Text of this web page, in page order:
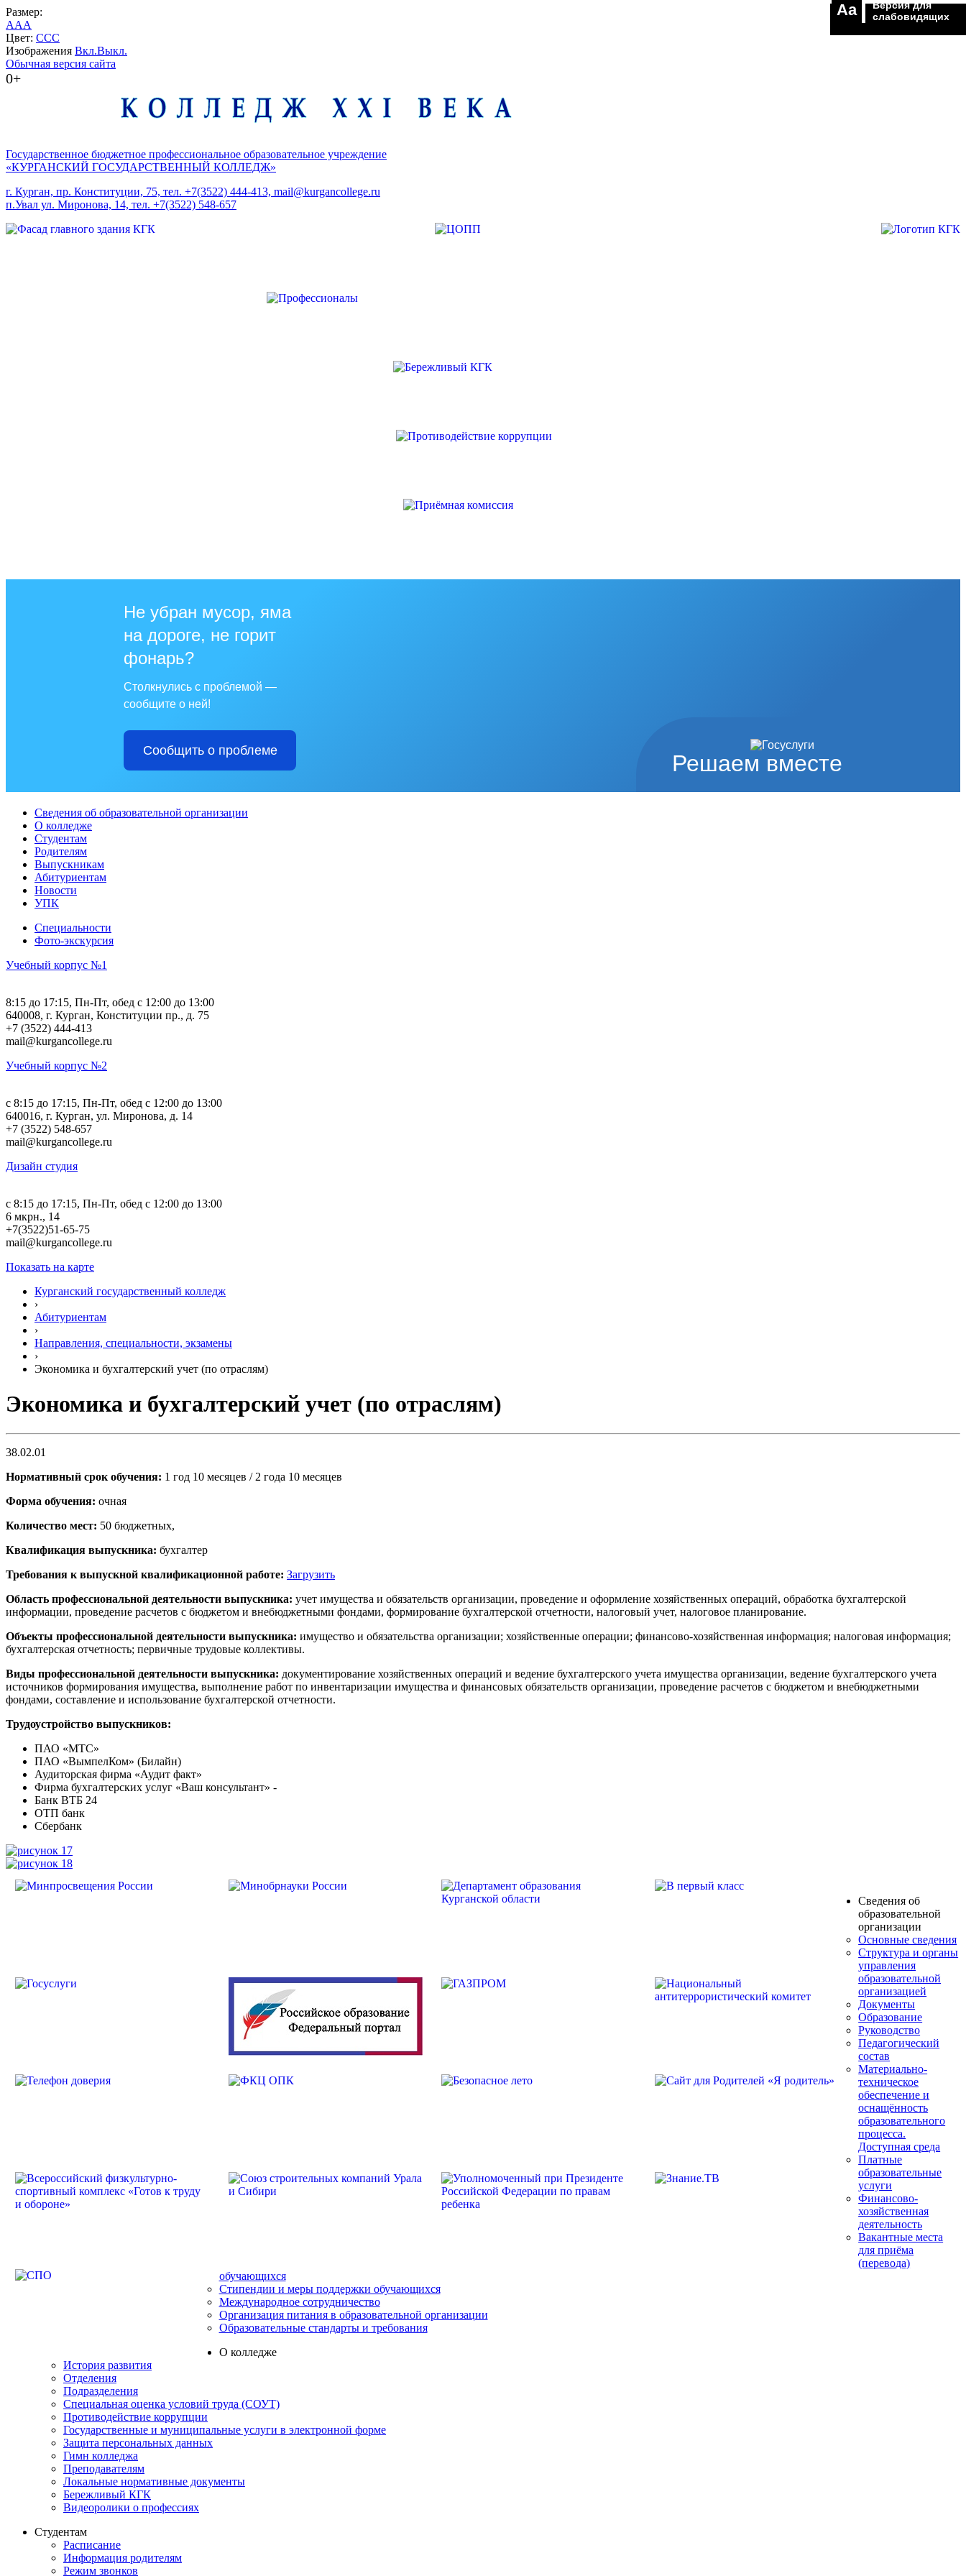
Размер:
AAA
Цвет: CCC
Изображения Вкл.Выкл.
Обычная версия сайта
0+
Aa
Версия для
слабовидящих
Государственное бюджетное профессиональное образовательное учреждение
«КУРГАНСКИЙ ГОСУДАРСТВЕННЫЙ КОЛЛЕДЖ»
г. Курган, пр. Конституции, 75, тел. +7(3522) 444-413, mail@kurgancollege.ru
п.Увал ул. Миронова, 14, тел. +7(3522) 548-657
Решаем вместе
Не убран мусор, яма
на дороге, не горит
фонарь?
Столкнулись с проблемой —
сообщите о ней!
Сообщить о проблеме
Сведения об образовательной организации
О колледже
Студентам
Родителям
Выпускникам
Абитуриентам
Новости
УПК
Специальности
Фото-экскурсия
Учебный корпус №1
8:15 до 17:15, Пн-Пт, обед с 12:00 до 13:00
640008, г. Курган, Конституции пр., д. 75
+7 (3522) 444-413
mail@kurgancollege.ru
Учебный корпус №2
c 8:15 до 17:15, Пн-Пт, обед с 12:00 до 13:00
640016, г. Курган, ул. Миронова, д. 14
+7 (3522) 548-657
mail@kurgancollege.ru
Дизайн студия
c 8:15 до 17:15, Пн-Пт, обед с 12:00 до 13:00
6 мкрн., 14
+7(3522)51-65-75
mail@kurgancollege.ru
Показать на карте
Курганский государственный колледж
›
Абитуриентам
›
Направления, специальности, экзамены
›
Экономика и бухгалтерский учет (по отраслям)
Экономика и бухгалтерский учет (по отраслям)
38.02.01
Нормативный срок обучения: 1 год 10 месяцев / 2 года 10 месяцев
Форма обучения: очная
Количество мест: 50 бюджетных,
Квалификация выпускника: бухгалтер
Требования к выпускной квалификационной работе: Загрузить
Область профессиональной деятельности выпускника: учет имущества и обязательств организации, проведение и оформление хозяйственных операций, обработка бухгалтерской
информации, проведение расчетов с бюджетом и внебюджетными фондами, формирование бухгалтерской отчетности, налоговый учет, налоговое планирование.
Объекты профессиональной деятельности выпускника: имущество и обязательства организации; хозяйственные операции; финансово-хозяйственная информация; налоговая информация;
бухгалтерская отчетность; первичные трудовые коллективы.
Виды профессиональной деятельности выпускника: документирование хозяйственных операций и ведение бухгалтерского учета имущества организации, ведение бухгалтерского учета
источников формирования имущества, выполнение работ по инвентаризации имущества и финансовых обязательств организации, проведение расчетов с бюджетом и внебюджетными
фондами, составление и использование бухгалтерской отчетности.
Трудоустройство выпускников:
ПАО «МТС»
ПАО «ВымпелКом» (Билайн)
Аудиторская фирма «Аудит факт»
Фирма бухгалтерских услуг «Ваш консультант» -
Банк ВТБ 24
ОТП банк
Сбербанк
Сведения об
образовательной
организации
Основные сведения
Структура и органы
управления
образовательной
организацией
Документы
Образование
Руководство
Педагогический
состав
Материально-
техническое
обеспечение и
оснащённость
образовательного
процесса.
Доступная среда
Платные
образовательные
услуги
Финансово-
хозяйственная
деятельность
Вакантные места
для приёма
(перевода)
обучающихся
Стипендии и меры поддержки обучающихся
Международное сотрудничество
Организация питания в образовательной организации
Образовательные стандарты и требования
О колледже
История развития
Отделения
Подразделения
Специальная оценка условий труда (СОУТ)
Противодействие коррупции
Государственные и муниципальные услуги в электронной форме
Защита персональных данных
Гимн колледжа
Преподавателям
Локальные нормативные документы
Бережливый КГК
Видеоролики о профессиях
Студентам
Расписание
Информация родителям
Режим звонков